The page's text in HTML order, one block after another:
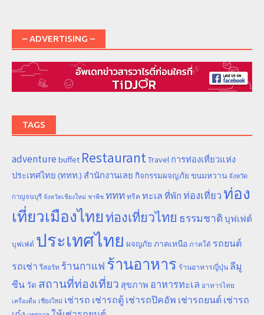
– ADVERTISING –
TAGS
adventure buffet RestaurantTravel การท่องเที่ยวแห่ง
ประเทศไทย (ททท.) สำนักงานเลย กิจกรรมผจญภัย ขนมหวาน จังหวัด
กาญจนบุรี จังหวัดเชียงใหม่ ชาพีช ททท ทริค ทะเล ที่พัก ท่องเที่ยวท่อง
เที่ยวเมืองไทยท่องเที่ยวไทย ธรรมชาติ บุฟเฟต์
บุฟเฟ่ต์ ประเทศไทย ผจญภัย ภาคเหนือ ภาคใต้ รถยนต์
รถเช่า รีสอร์ท ร้านกาแฟ ร้านอาหาร ร้านอาหารญี่ปุ่น ลีมู
ซีน วัด สถานที่ท่องเที่ยว สุขภาพ อาหารทะเล อาหารไทย
เครื่องดื่ม เชียงใหม่ เช่ารถ เช่ารถตู้ เช่ารถปิคอัพ เช่ารถยนต์ เช่ารถ